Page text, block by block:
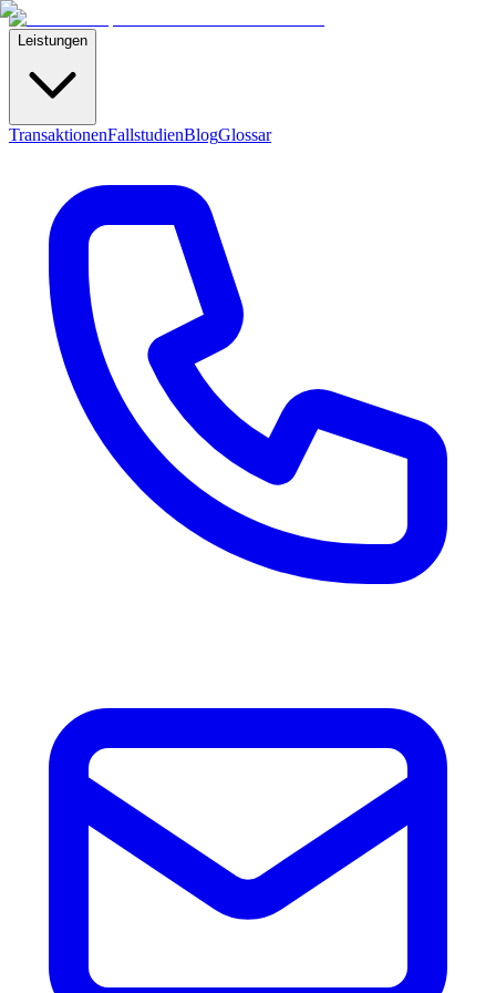
Leistungen
TransaktionenFallstudienBlogGlossar